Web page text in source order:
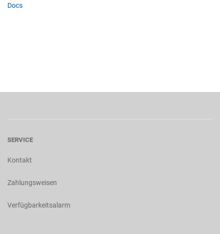
Docs
SERVICE
Kontakt
Zahlungsweisen
Verfügbarkeitsalarm